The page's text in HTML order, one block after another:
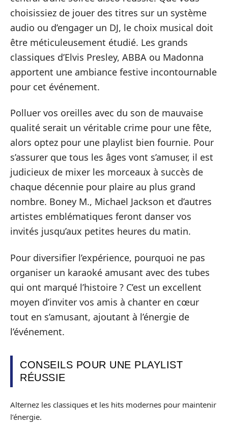
choisissiez de jouer des titres sur un système
audio ou d’engager un DJ, le choix musical doit
être méticuleusement étudié. Les grands
classiques d’Elvis Presley, ABBA ou Madonna
apportent une ambiance festive incontournable
pour cet événement.
Polluer vos oreilles avec du son de mauvaise
qualité serait un véritable crime pour une fête,
alors optez pour une playlist bien fournie. Pour
s’assurer que tous les âges vont s’amuser, il est
judicieux de mixer les morceaux à succès de
chaque décennie pour plaire au plus grand
nombre. Boney M., Michael Jackson et d’autres
artistes emblématiques feront danser vos
invités jusqu’aux petites heures du matin.
Pour diversifier l’expérience, pourquoi ne pas
organiser un karaoké amusant avec des tubes
qui ont marqué l’histoire ? C’est un excellent
moyen d’inviter vos amis à chanter en cœur
tout en s’amusant, ajoutant à l’énergie de
l’événement.
CONSEILS POUR UNE PLAYLIST
RÉUSSIE
Alternez les classiques et les hits modernes pour maintenir
l’énergie.